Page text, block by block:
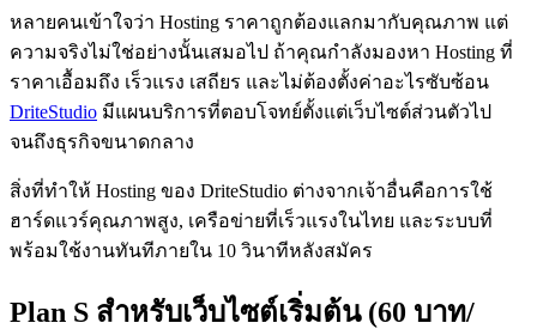
หลายคนเข้าใจว่า Hosting ราคาถูกต้องแลกมากับคุณภาพ แต่
ความจริงไม่ใช่อย่างนั้นเสมอไป ถ้าคุณกำลังมองหา Hosting ที่
ราคาเอื้อมถึง เร็วแรง เสถียร และไม่ต้องตั้งค่าอะไรซับซ้อน
DriteStudio มีแผนบริการที่ตอบโจทย์ตั้งแต่เว็บไซต์ส่วนตัวไป
จนถึงธุรกิจขนาดกลาง
สิ่งที่ทำให้ Hosting ของ DriteStudio ต่างจากเจ้าอื่นคือการใช้
ฮาร์ดแวร์คุณภาพสูง, เครือข่ายที่เร็วแรงในไทย และระบบที่
พร้อมใช้งานทันทีภายใน 10 วินาทีหลังสมัคร
Plan S สำหรับเว็บไซต์เริ่มต้น (60 บาท/